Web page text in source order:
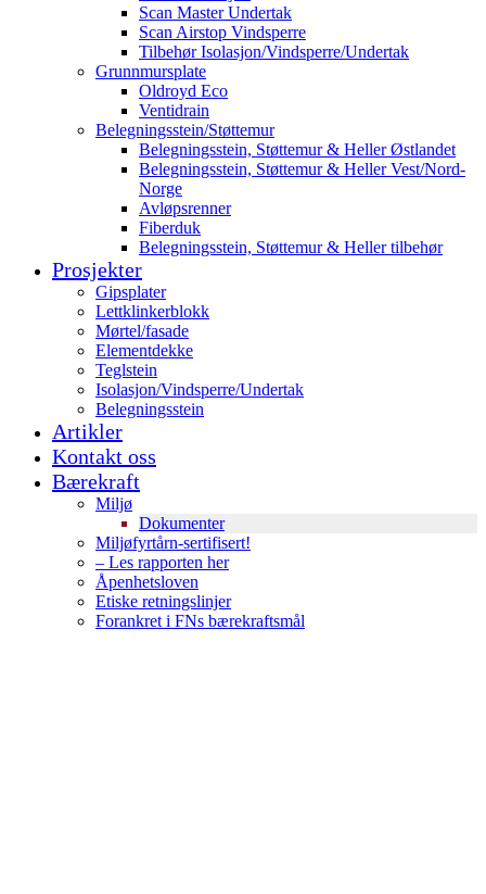
Scan Master Undertak
Scan Airstop Vindsperre
Tilbehør Isolasjon/Vindsperre/Undertak
Grunnmursplate
Oldroyd Eco
Ventidrain
Belegningsstein/Støttemur
Belegningsstein, Støttemur & Heller Østlandet
Belegningsstein, Støttemur & Heller Vest/Nord-
Norge
Avløpsrenner
Fiberduk
Belegningsstein, Støttemur & Heller tilbehør
Prosjekter
Gipsplater
Lettklinkerblokk
Mørtel/fasade
Elementdekke
Teglstein
Isolasjon/Vindsperre/Undertak
Belegningsstein
Artikler
Kontakt oss
Bærekraft
Miljø
Dokumenter
Miljøfyrtårn-sertifisert!
– Les rapporten her
Åpenhetsloven
Etiske retningslinjer
Forankret i FNs bærekraftsmål